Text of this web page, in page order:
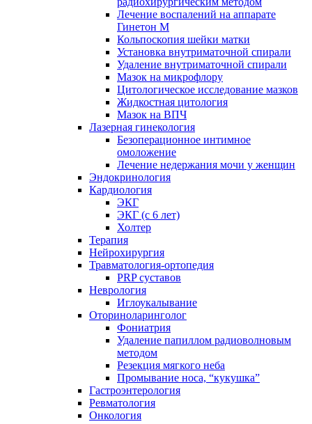
Лечение воспалений на аппарате
Гинетон М
Кольпоскопия шейки матки
Установка внутриматочной спирали
Удаление внутриматочной спирали
Мазок на микрофлору
Цитологическое исследование мазков
Жидкостная цитология
Мазок на ВПЧ
Лазерная гинекология
Безоперационное интимное
омоложение
Лечение недержания мочи у женщин
Эндокринология
Кардиология
ЭКГ
ЭКГ (с 6 лет)
Холтер
Терапия
Нейрохирургия
Травматология-ортопедия
PRP суставов
Неврология
Иглоукалывание
Оториноларинголог
Фониатрия
Удаление папиллом радиоволновым
методом
Резекция мягкого неба
Промывание носа, “кукушка”
Гастроэнтерология
Ревматология
Онкология